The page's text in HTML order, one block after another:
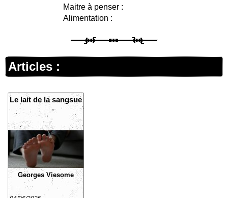
Maitre à penser :
Alimentation :
Articles :
Le lait de la sangsue
Georges Viesome